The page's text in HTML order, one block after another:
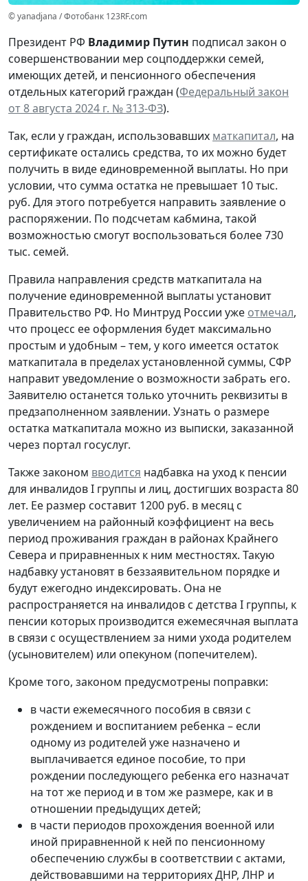
© yanadjana / Фотобанк 123RF.com
Президент РФ Владимир Путин подписал закон о
совершенствовании мер соцподдержки семей,
имеющих детей, и пенсионного обеспечения
отдельных категорий граждан (Федеральный закон
от 8 августа 2024 г. № 313-ФЗ).
Так, если у граждан, использовавших маткапитал, на
сертификате остались средства, то их можно будет
получить в виде единовременной выплаты. Но при
условии, что сумма остатка не превышает 10 тыс.
руб. Для этого потребуется направить заявление о
распоряжении. По подсчетам кабмина, такой
возможностью смогут воспользоваться более 730
тыс. семей.
Правила направления средств маткапитала на
получение единовременной выплаты установит
Правительство РФ. Но Минтруд России уже отмечал,
что процесс ее оформления будет максимально
простым и удобным – тем, у кого имеется остаток
маткапитала в пределах установленной суммы, СФР
направит уведомление о возможности забрать его.
Заявителю останется только уточнить реквизиты в
предзаполненном заявлении. Узнать о размере
остатка маткапитала можно из выписки, заказанной
через портал госуслуг.
Также законом вводится надбавка на уход к пенсии
для инвалидов I группы и лиц, достигших возраста 80
лет. Ее размер составит 1200 руб. в месяц с
увеличением на районный коэффициент на весь
период проживания граждан в районах Крайнего
Севера и приравненных к ним местностях. Такую
надбавку установят в беззаявительном порядке и
будут ежегодно индексировать. Она не
распространяется на инвалидов с детства I группы, к
пенсии которых производится ежемесячная выплата
в связи с осуществлением за ними ухода родителем
(усыновителем) или опекуном (попечителем).
Кроме того, законом предусмотрены поправки:
в части ежемесячного пособия в связи с
рождением и воспитанием ребенка – если
одному из родителей уже назначено и
выплачивается единое пособие, то при
рождении последующего ребенка его назначат
на тот же период и в том же размере, как и в
отношении предыдущих детей;
в части периодов прохождения военной или
иной приравненной к ней по пенсионному
обеспечению службы в соответствии с актами,
действовавшими на территориях ДНР, ЛНР и